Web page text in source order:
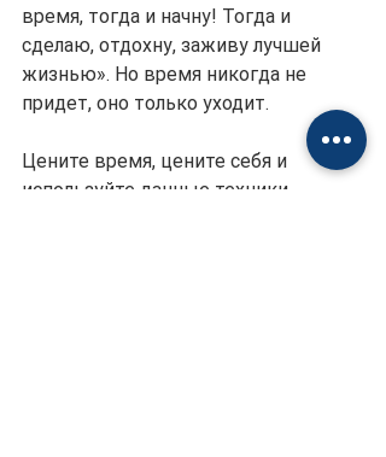
время, тогда и начну! Тогда и
сделаю, отдохну, заживу лучшей
жизнью». Но время никогда не
придет, оно только уходит.
Цените время, цените себя и
используйте данные техники